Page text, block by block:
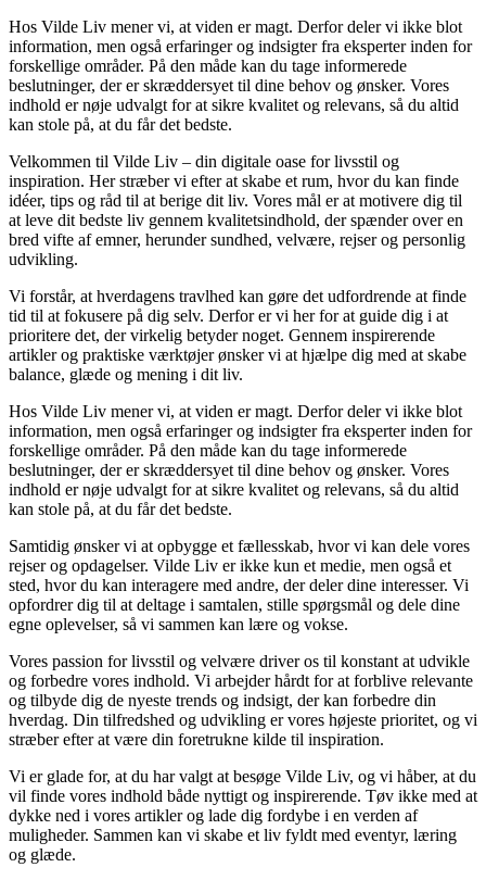
Hos Vilde Liv mener vi, at viden er magt. Derfor deler vi ikke blot
information, men også erfaringer og indsigter fra eksperter inden for
forskellige områder. På den måde kan du tage informerede
beslutninger, der er skræddersyet til dine behov og ønsker. Vores
indhold er nøje udvalgt for at sikre kvalitet og relevans, så du altid
kan stole på, at du får det bedste.
Velkommen til Vilde Liv – din digitale oase for livsstil og
inspiration. Her stræber vi efter at skabe et rum, hvor du kan finde
idéer, tips og råd til at berige dit liv. Vores mål er at motivere dig til
at leve dit bedste liv gennem kvalitetsindhold, der spænder over en
bred vifte af emner, herunder sundhed, velvære, rejser og personlig
udvikling.
Vi forstår, at hverdagens travlhed kan gøre det udfordrende at finde
tid til at fokusere på dig selv. Derfor er vi her for at guide dig i at
prioritere det, der virkelig betyder noget. Gennem inspirerende
artikler og praktiske værktøjer ønsker vi at hjælpe dig med at skabe
balance, glæde og mening i dit liv.
Hos Vilde Liv mener vi, at viden er magt. Derfor deler vi ikke blot
information, men også erfaringer og indsigter fra eksperter inden for
forskellige områder. På den måde kan du tage informerede
beslutninger, der er skræddersyet til dine behov og ønsker. Vores
indhold er nøje udvalgt for at sikre kvalitet og relevans, så du altid
kan stole på, at du får det bedste.
Samtidig ønsker vi at opbygge et fællesskab, hvor vi kan dele vores
rejser og opdagelser. Vilde Liv er ikke kun et medie, men også et
sted, hvor du kan interagere med andre, der deler dine interesser. Vi
opfordrer dig til at deltage i samtalen, stille spørgsmål og dele dine
egne oplevelser, så vi sammen kan lære og vokse.
Vores passion for livsstil og velvære driver os til konstant at udvikle
og forbedre vores indhold. Vi arbejder hårdt for at forblive relevante
og tilbyde dig de nyeste trends og indsigt, der kan forbedre din
hverdag. Din tilfredshed og udvikling er vores højeste prioritet, og vi
stræber efter at være din foretrukne kilde til inspiration.
Vi er glade for, at du har valgt at besøge Vilde Liv, og vi håber, at du
vil finde vores indhold både nyttigt og inspirerende. Tøv ikke med at
dykke ned i vores artikler og lade dig fordybe i en verden af
muligheder. Sammen kan vi skabe et liv fyldt med eventyr, læring
og glæde.